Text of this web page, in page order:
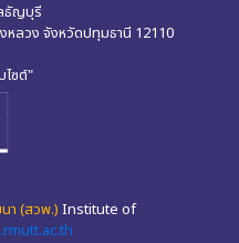
ธัญบุรี
ลวง จังหวัดปทุมธานี 12110
ไซต์"
า (สวพ.) Institute of